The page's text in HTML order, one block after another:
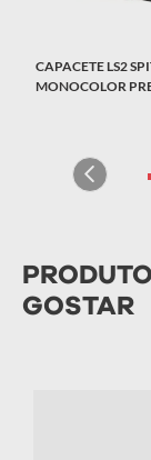
CAPACETE LS2
MONOCOLOR
GOSTAR